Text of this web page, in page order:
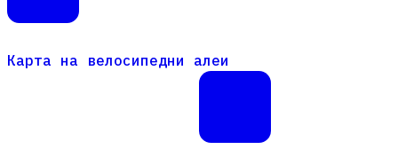
Карта на велосипедни алеи
Карта на велосипедни алеи